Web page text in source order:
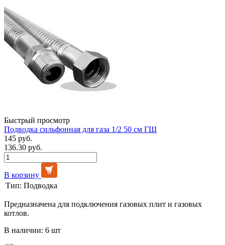
Быстрый просмотр
Подводка сильфонная для газа 1/2 50 см ГШ
145 руб.
136.30 руб.
В корзину
Тип: Подводка
Предназначена для подключения газовых плит и газовых
котлов.
В наличии: 6 шт